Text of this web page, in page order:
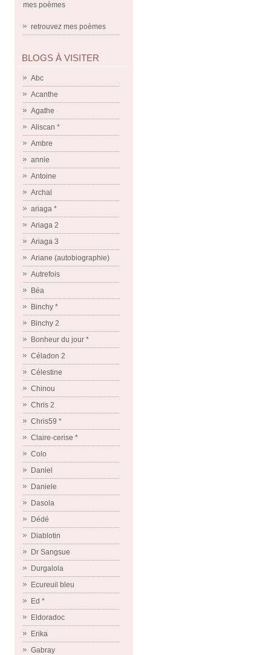
mes poèmes
retrouvez mes poèmes
BLOGS À VISITER
Abc
Acanthe
Agathe
Aliscan *
Ambre
annie
Antoine
Archal
ariaga *
Ariaga 2
Ariaga 3
Ariane (autobiographie)
Autrefois
Béa
Binchy *
Binchy 2
Bonheur du jour *
Céladon 2
Célestine
Chinou
Chris 2
Chris59 *
Claire-cerise *
Colo
Daniel
Daniele
Dasola
Dédé
Diablotin
Dr Sangsue
Durgalola
Ecureuil bleu
Ed *
Eldoradoc
Erika
Gabray